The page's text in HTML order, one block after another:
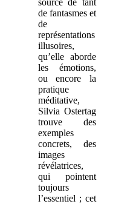
source de tant
de fantasmes et
de
représentations
illusoires,
qu’elle aborde
les émotions,
ou encore la
pratique
méditative,
Silvia Ostertag
trouve des
exemples
concrets, des
images
révélatrices,
qui pointent
toujours
l’essentiel ; cet